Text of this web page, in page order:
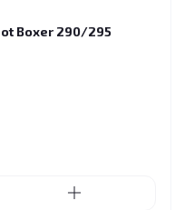
Boxer 290/295